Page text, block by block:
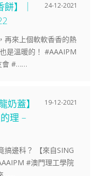
】｜
24-12-2021
再來上個軟軟香香的熱
是溫暖的！ #AAAIPM
會 #……
奶蓋】
理 –
19-12-2021
搞邊科？ 【來自SING
#澳門理工學院